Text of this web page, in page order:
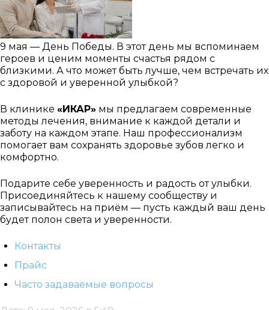
9 мая — День Победы. В этот день мы вспоминаем
героев и ценим моменты счастья рядом с
близкими. А что может быть лучше, чем встречать их
с здоровой и уверенной улыбкой?
В клинике «ИКАР» мы предлагаем современные
методы лечения, внимание к каждой детали и
заботу на каждом этапе. Наш профессионализм
помогает вам сохранять здоровье зубов легко и
комфортно.
Подарите себе уверенность и радость от улыбки.
Присоединяйтесь к нашему сообществу и
записывайтесь на приём — пусть каждый ваш день
будет полон света и уверенности.
Контакты
Прайс
Часто задаваемые вопросы